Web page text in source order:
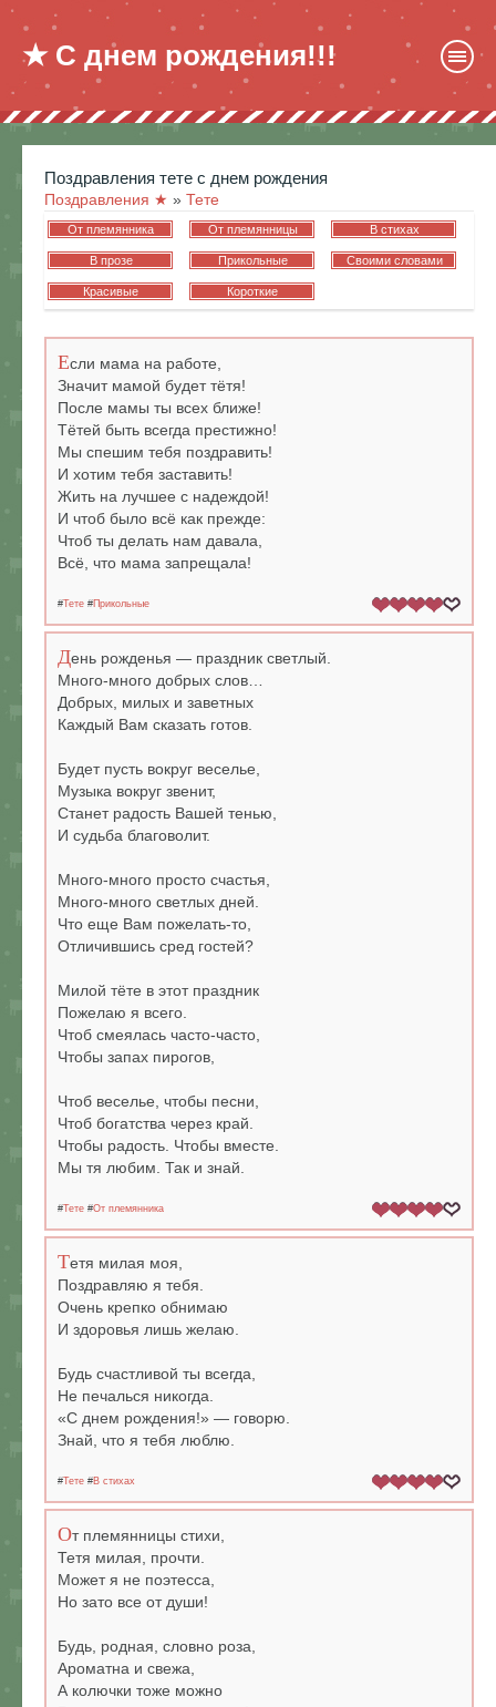
★ С днем рождения!!!
поздравления тете с днем рождения
Поздравления ★ » Тете
От племянника От племянницы В стихах
В прозе Прикольные Своими словами
Красивые Короткие
Если мама на работе,
Значит мамой будет тётя!
После мамы ты всех ближе!
Тётей быть всегда престижно!
Мы спешим тебя поздравить!
И хотим тебя заставить!
Жить на лучшее с надеждой!
И чтоб было всё как прежде:
Чтоб ты делать нам давала,
Всё, что мама запрещала!
#Тете #Прикольные
День рожденья — праздник светлый.
Много-много добрых слов…
Добрых, милых и заветных
Каждый Вам сказать готов.
Будет пусть вокруг веселье,
Музыка вокруг звенит,
Станет радость Вашей тенью,
И судьба благоволит.
Много-много просто счастья,
Много-много светлых дней.
Что еще Вам пожелать-то,
Отличившись сред гостей?
Милой тёте в этот праздник
Пожелаю я всего.
Чтоб смеялась часто-часто,
Чтобы запах пирогов,
Чтоб веселье, чтобы песни,
Чтоб богатства через край.
Чтобы радость. Чтобы вместе.
Мы тя любим. Так и знай.
#Тете #От племянника
Тетя милая моя,
Поздравляю я тебя.
Очень крепко обнимаю
И здоровья лишь желаю.
Будь счастливой ты всегда,
Не печалься никогда.
«С днем рождения!» — говорю.
Знай, что я тебя люблю.
#Тете #В стихах
От племянницы стихи,
Тетя милая, прочти.
Может я не поэтесса,
Но зато все от души!
Будь, родная, словно роза,
Ароматна и свежа,
А колючки тоже можно